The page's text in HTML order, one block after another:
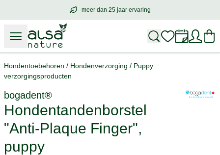
meer dan 25 jaar ervaring
meer dan25 jaar ervaring
Hondentoebehoren / Hondenverzorging / Puppy
verzorgingsproducten
bogadent®
Hondentandenborstel
"Anti-Plaque Finger",
puppy